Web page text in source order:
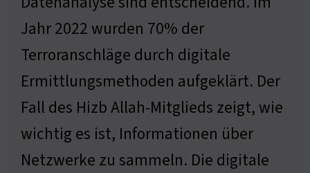
Jahr 2022 wurden 70% der
Terroranschläge durch digitale
Ermittlungsmethoden aufgeklärt. Der
Fall des Hizb Allah-Mitglieds zeigt, wie
wichtig es ist, Informationen über
Netzwerke zu sammeln. Die digitale